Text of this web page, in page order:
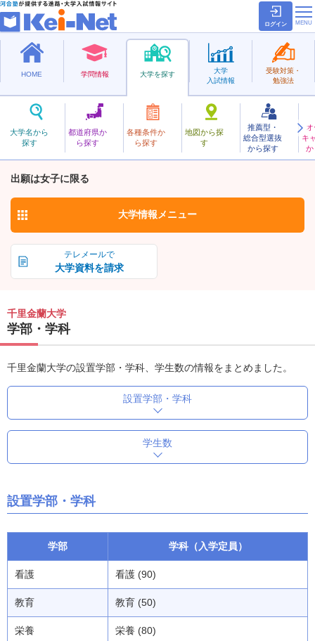
ログイン
HOME 学問情報 大学を探す
大学名から
探す
都道府県か
ら探す
各種条件か
ら探す
地図から探
す
推薦型・
総合型選抜
から探す
キ
か
大学
入試情報
受験対策・
勉強法
私立
せんりきんらん
千里金蘭大学
出願は女子に限る
お気に入り
テレメールで
大学資料を請求
大学情報 メニュー
千里金蘭大学
学部・学科
千里金蘭大学の設置学部・学科、学生数の情報をまとめました。
設置学部・学科
学生数
設置学部・学科
学部 学科（入学定員）
看護 看護 (90)
教育 教育 (50)
栄養 栄養 (80)